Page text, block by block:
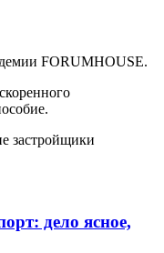
FORUMHOUSE.
застройщики
дело ясное,